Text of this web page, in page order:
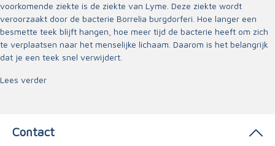
voorkomende ziekte is de ziekte van Lyme. Deze ziekte wordt
veroorzaakt door de bacterie Borrelia burgdorferi. Hoe langer een
besmette teek blijft hangen, hoe meer tijd de bacterie heeft om zich
te verplaatsen naar het menselijke lichaam. Daarom is het belangrijk
dat je een teek snel verwijdert.
Lees verder
Contact